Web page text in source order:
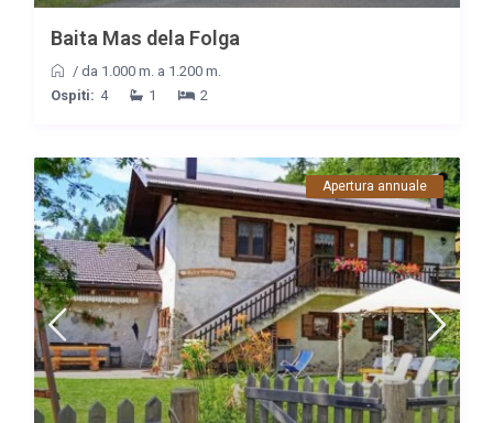
Baita Mas dela Folga
/ da 1.000 m. a 1.200 m.
Ospiti: 4 1 2
Apertura annuale